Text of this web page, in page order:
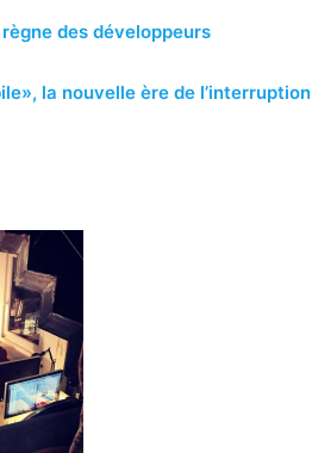
des développeurs
la nouvelle ère de l’interruption